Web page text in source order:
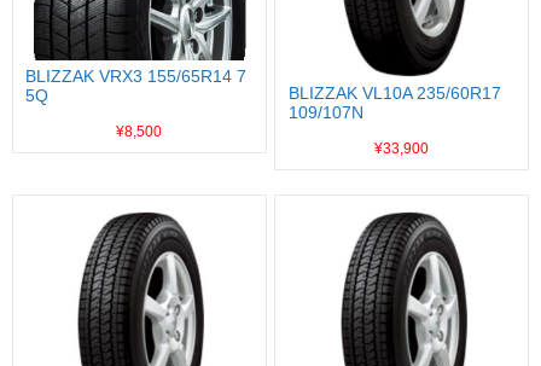
BLIZZAK VRX3 155/65R14 7
5Q
¥8,500
BLIZZAK VL10A 235/60R17
109/107N
¥33,900